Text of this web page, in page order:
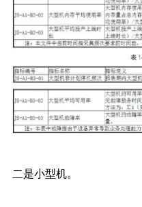
二是小型机。